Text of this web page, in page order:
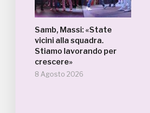
Samb, Massi: «State
vicini alla squadra.
Stiamo lavorando per
crescere»
8 Agosto 2026